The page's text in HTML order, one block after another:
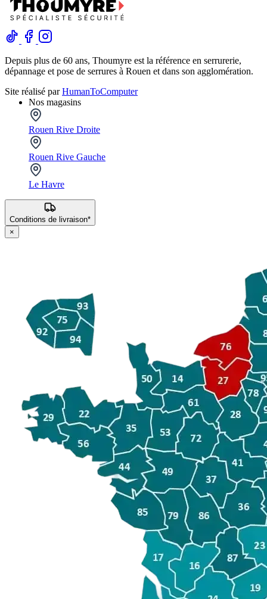
Depuis plus de 60 ans, Thoumyre est la référence en serrurerie,
dépannage et pose de serrures à Rouen et dans son agglomération.
Site réalisé parHumanToComputer
Nos magasins
Rouen Rive Droite
Rouen Rive Gauche
Le Havre
Conditions de livraison*
×